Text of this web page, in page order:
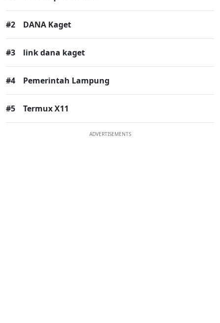
#2 DANA Kaget
#3 link dana kaget
#4 Pemerintah Lampung
#5 Termux X11
ADVERTISEMENTS